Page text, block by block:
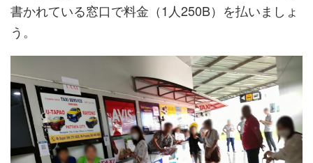
書かれている窓口で料金（1人250B）を払いましょ
う。